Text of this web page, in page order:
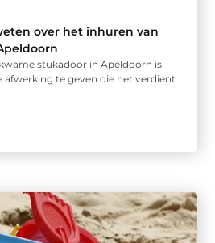
over het inhuren van
stukadoor in Apeldoorn is
afwerking te geven die het verdient.